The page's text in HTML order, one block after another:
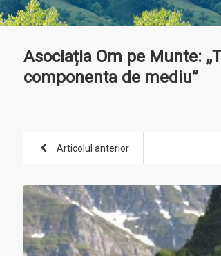
Asociația Om pe Munte:
componenta de mediu”
Articolul anterior